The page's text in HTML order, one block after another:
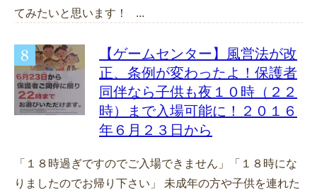
てみたいと思います！ ...
【ゲームセンター】風営法が改
正、条例が変わったよ！保護者
同伴なら子供も夜１０時（２２
時）まで入場可能に！２０１６
年６月２３日から
「１８時過ぎですのでご入場できません」「１８時にな
りましたのでお帰り下さい」 未成年の方や子供を連れた